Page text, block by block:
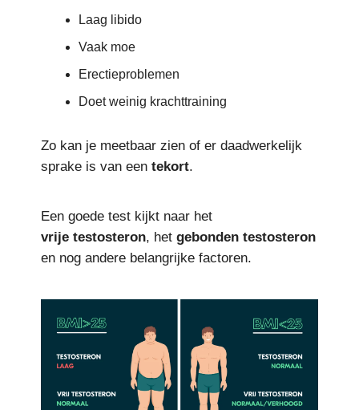
Laag libido
Vaak moe
Erectieproblemen
Doet weinig krachttraining
Zo kan je meetbaar zien of er daadwerkelijk
sprake is van een tekort.
Een goede test kijkt naar het
vrije testosteron, het gebonden testosteron
en nog andere belangrijke factoren.